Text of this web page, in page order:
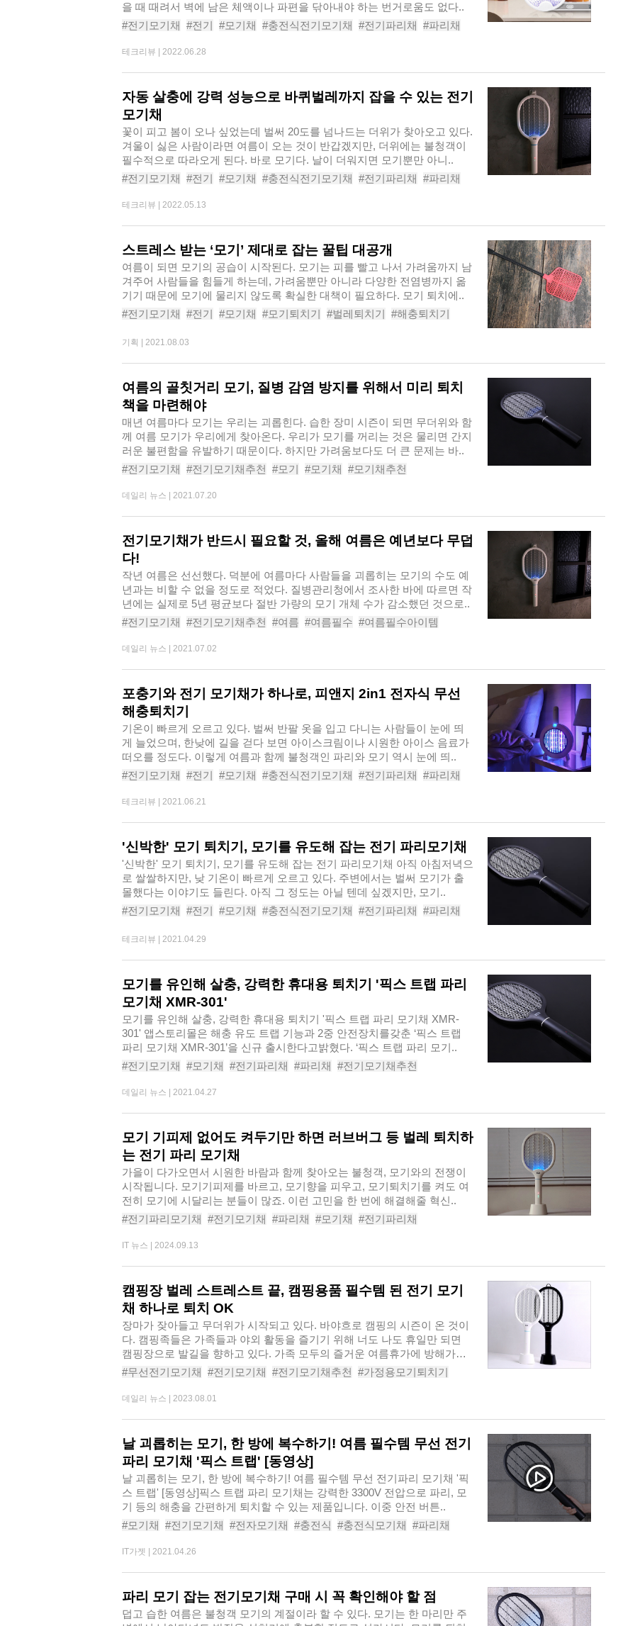
을 때 때려서 벽에 남은 체액이나 파편을 닦아내야 하는 번거로움도 없다..
#전기모기채 #전기 #모기채 #충전식전기모기채 #전기파리채 #파리채
#엔티해충퇴치용듀얼무선라켓NTMO350
테크리뷰 | 2022.06.28
자동 살충에 강력 성능으로 바퀴벌레까지 잡을 수 있는 전기
모기채
꽃이 피고 봄이 오나 싶었는데 벌써 20도를 넘나드는 더위가 찾아오고 있다.
겨울이 싫은 사람이라면 여름이 오는 것이 반갑겠지만, 더위에는 불청객이
필수적으로 따라오게 된다. 바로 모기다. 날이 더워지면 모기뿐만 아니..
#전기모기채 #전기 #모기채 #충전식전기모기채 #전기파리채 #파리채
#픽스트랩전기파리모기채
테크리뷰 | 2022.05.13
스트레스 받는 ‘모기’ 제대로 잡는 꿀팁 대공개
여름이 되면 모기의 공습이 시작된다. 모기는 피를 빨고 나서 가려움까지 남
겨주어 사람들을 힘들게 하는데, 가려움뿐만 아니라 다양한 전염병까지 옮
기기 때문에 모기에 물리지 않도록 확실한 대책이 필요하다. 모기 퇴치에..
#전기모기채 #전기 #모기채 #모기퇴치기 #벌레퇴치기 #해충퇴치기
기획 | 2021.08.03
여름의 골칫거리 모기, 질병 감염 방지를 위해서 미리 퇴치
책을 마련해야
매년 여름마다 모기는 우리는 괴롭힌다. 습한 장미 시즌이 되면 무더위와 함
께 여름 모기가 우리에게 찾아온다. 우리가 모기를 꺼리는 것은 물리면 간지
러운 불편함을 유발하기 때문이다. 하지만 가려움보다도 더 큰 문제는 바..
#전기모기채 #전기모기채추천 #모기 #모기채 #모기채추천
데일리 뉴스 | 2021.07.20
전기모기채가 반드시 필요할 것, 올해 여름은 예년보다 무덥
다!
작년 여름은 선선했다. 덕분에 여름마다 사람들을 괴롭히는 모기의 수도 예
년과는 비할 수 없을 정도로 적었다. 질병관리청에서 조사한 바에 따르면 작
년에는 실제로 5년 평균보다 절반 가량의 모기 개체 수가 감소했던 것으로..
#전기모기채 #전기모기채추천 #여름 #여름필수 #여름필수아이템
데일리 뉴스 | 2021.07.02
포충기와 전기 모기채가 하나로, 피앤지 2in1 전자식 무선
해충퇴치기
기온이 빠르게 오르고 있다. 벌써 반팔 옷을 입고 다니는 사람들이 눈에 띄
게 늘었으며, 한낮에 길을 걷다 보면 아이스크림이나 시원한 아이스 음료가
떠오를 정도다. 이렇게 여름과 함께 불청객인 파리와 모기 역시 눈에 띄..
#전기모기채 #전기 #모기채 #충전식전기모기채 #전기파리채 #파리채
테크리뷰 | 2021.06.21
'신박한' 모기 퇴치기, 모기를 유도해 잡는 전기 파리모기채
'신박한' 모기 퇴치기, 모기를 유도해 잡는 전기 파리모기채 아직 아침저녁으
로 쌀쌀하지만, 낮 기온이 빠르게 오르고 있다. 주변에서는 벌써 모기가 출
몰했다는 이야기도 들린다. 아직 그 정도는 아닐 텐데 싶겠지만, 모기..
#전기모기채 #전기 #모기채 #충전식전기모기채 #전기파리채 #파리채
#픽스트랩전기파리모기채
테크리뷰 | 2021.04.29
모기를 유인해 살충, 강력한 휴대용 퇴치기 '픽스 트랩 파리
모기채 XMR-301'
모기를 유인해 살충, 강력한 휴대용 퇴치기 '픽스 트랩 파리 모기채 XMR-
301' 앱스토리몰은 해충 유도 트랩 기능과 2중 안전장치를갖춘 ‘픽스 트랩
파리 모기채 XMR-301’을 신규 출시한다고밝혔다. ‘픽스 트랩 파리 모기..
#전기모기채 #모기채 #전기파리채 #파리채 #전기모기채추천
데일리 뉴스 | 2021.04.27
모기 기피제 없어도 켜두기만 하면 러브버그 등 벌레 퇴치하
는 전기 파리 모기채
가을이 다가오면서 시원한 바람과 함께 찾아오는 불청객, 모기와의 전쟁이
시작됩니다. 모기기피제를 바르고, 모기향을 피우고, 모기퇴치기를 켜도 여
전히 모기에 시달리는 분들이 많죠. 이런 고민을 한 번에 해결해줄 혁신..
#전기파리모기채 #전기모기채 #파리채 #모기채 #전기파리채
#픽스모기채 #픽스트랩전기파리모기채XMR-301
IT 뉴스 | 2024.09.13
캠핑장 벌레 스트레스트 끝, 캠핑용품 필수템 된 전기 모기
채 하나로 퇴치 OK
장마가 잦아들고 무더위가 시작되고 있다. 바야흐로 캠핑의 시즌이 온 것이
다. 캠핑족들은 가족들과 야외 활동을 즐기기 위해 너도 나도 휴일만 되면
캠핑장으로 발길을 향하고 있다. 가족 모두의 즐거운 여름휴가에 방해가
되..
#무선전기모기채 #전기모기채 #전기모기채추천 #가정용모기퇴치기
#픽스트랩파리모기채
데일리 뉴스 | 2023.08.01
날 괴롭히는 모기, 한 방에 복수하기! 여름 필수템 무선 전기
파리 모기채 '픽스 트랩' [동영상]
날 괴롭히는 모기, 한 방에 복수하기! 여름 필수템 무선 전기파리 모기채 '픽
스 트랩' [동영상]픽스 트랩 파리 모기채는 강력한 3300V 전압으로 파리, 모
기 등의 해충을 간편하게 퇴치할 수 있는 제품입니다. 이중 안전 버튼..
#모기채 #전기모기채 #전자모기채 #충전식 #충전식모기채 #파리채
IT가젯 | 2021.04.26
파리 모기 잡는 전기모기채 구매 시 꼭 확인해야 할 점
덥고 습한 여름은 불청객 모기의 계절이라 할 수 있다. 모기는 한 마리만 주